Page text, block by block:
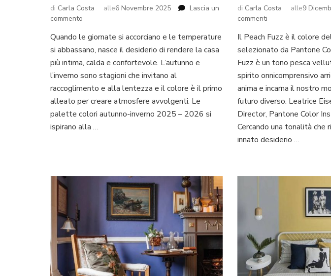
di Carla Costa alle6 Novembre 2025
Lascia un
commento
colori
per
la
autunno-
inverno
2025-
26
Quando le giornate si accorciano e le temperature
si abbassano, nasce il desiderio di rendere la casa
più intima, calda e confortevole. L’autunno e
l’inverno sono stagioni che invitano al
raccoglimento e alla lentezza e il colore è il primo
alleato per creare atmosfere avvolgenti. Le
palette colori autunno-inverno 2025 – 2026 si
ispirano alla …
di Carla Costa alle9
commentisu
con
Peach
Fuzz
colore
dell’anno
Pantone
2024
Il Peach Fuzz è il colore
selezionato da Pantone
Fuzz è un tono pesca
spirito onnicomprensivo
anima e incarna il nostro
futuro diverso. Leatrice
Director, Pantone Color
Cercando una tonalità che
innato desiderio …